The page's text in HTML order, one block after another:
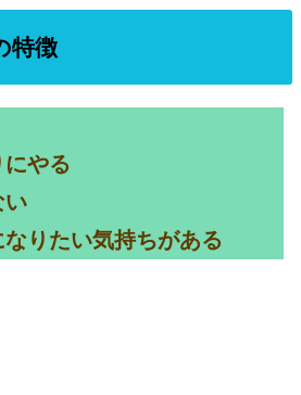
特徴
やる
りたい気持ちがある